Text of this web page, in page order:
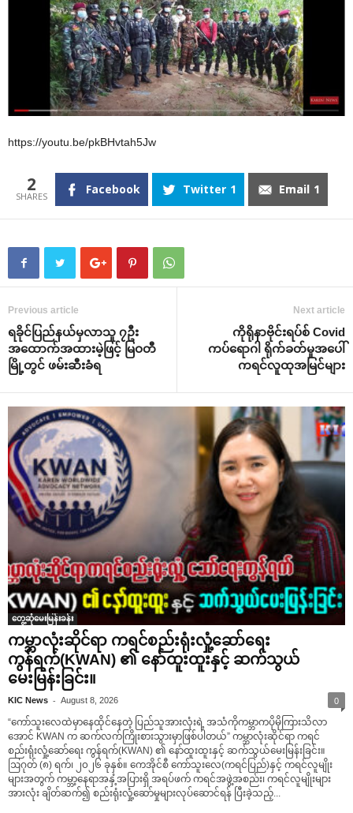
https://youtu.be/pkBHvtah5Jw
2 Facebook Twitter 1 Email 1
Previous article
ရခိုင်ပြည်နယ်မှလာသူ ၇ဦး
အ‌ထောက်အထားမဲ့ဖြင့် မြဝတီ
မြို့တွင် ဖမ်းဆီးခံရ
Next article
ကိုရိုနာဗိုင်းရပ်စ် Covid
ကပ်‌ရောဂါ ရိုက်ခတ်မှုအ‌ပေါ်
ကရင်လူထုအမြင်များ
တွေ့ဆုံမေးမြန်းခန်း
ကမ္ဘာလုံးဆိုင်ရာ ကရင်စည်းရုံးလှုံ့ဆော်ရေး
ကွန်ရက်(KWAN) ၏ နော်ထူးထူးနှင့် ဆက်သွယ်
မေးမြန်းခြင်း။
KIC News - August 8, 2026 0
“ကော်သူးလေထဲမှာနေထိုင်နေတဲ့ ပြည်သူအားလုံးရဲ့ အသံကိုကမ္ဘာကပိုမိုကြားသိလာ
အောင် KWAN က ဆက်လက်ကြိုးစားသွားမှာဖြစ်ပါတယ်” ကမ္ဘာလုံးဆိုင်ရာ ကရင်
စည်းရုံးလှုံ့ဆော်ရေး ကွန်ရက်(KWAN) ၏ နော်ထူးထူးနှင့် ဆက်သွယ်မေးမြန်းခြင်း။
ဩဂုတ် (၈) ရက်၊ ၂၀၂၆ ခုနှစ်။ ကေအိုင်စီ ကော်သူးလေ(ကရင်ပြည်)နှင့် ကရင်လူမျိုး
များအတွက် ကမ္ဘာ့နေရာအနှံ့အပြားရှိ အရပ်ဖက် ကရင်အဖွဲ့အစည်း၊ ကရင်လူမျိုးများ
အားလုံး ချိတ်ဆက်၍ စည်းရုံးလှုံ့ဆော်မှုများလုပ်ဆောင်ရန် ပြီးခဲ့သည့်...